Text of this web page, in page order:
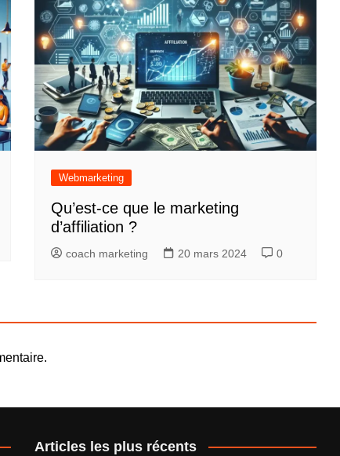
Webmarketing
Qu’est-ce que le marketing
d’affiliation ?
coach marketing 20 mars 2024 0
Articles les plus récents